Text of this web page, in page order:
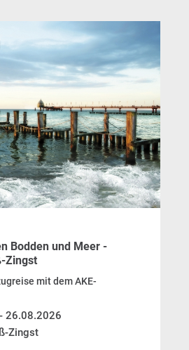
Bodden und Meer -
Zingst
mit dem AKE-
26.08.2026
Zingst